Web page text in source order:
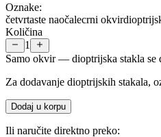
Oznake:
četvrtaste naočalecrni okvir
Količina
1
Samo okvir — dioptrijska stakla se
Za dodavanje dioptrijskih stakala,
Dodaj u korpu
Ili naručite direktno preko: